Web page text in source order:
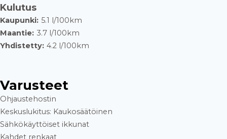
Kulutus
Kaupunki: 5.1 l/100km
Maantie: 3.7 l/100km
Yhdistetty: 4.2 l/100km
Varusteet
Ohjaustehostin
Keskuslukitus: Kaukosäätöinen
Sähkökäyttöiset ikkunat
Kahdet renkaat